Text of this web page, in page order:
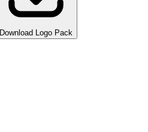
Download Logo Pack